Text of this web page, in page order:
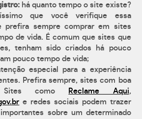
há quanto tempo o site existe?
que você verifique essa
prefira sempre comprar em sites
de vida. É comum que sites que
tenham sido criados há pouco
pouco tempo de vida;
especial para a experiência
Prefira sempre, sites com boa
Sites como
Reclame Aqui,
e redes sociais podem trazer
sobre um determinado